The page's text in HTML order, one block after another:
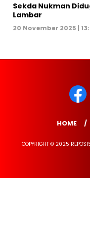
Sekda Nukman
Lambar
20 November 2025 |
HOME
COPYRIGHT © 2025